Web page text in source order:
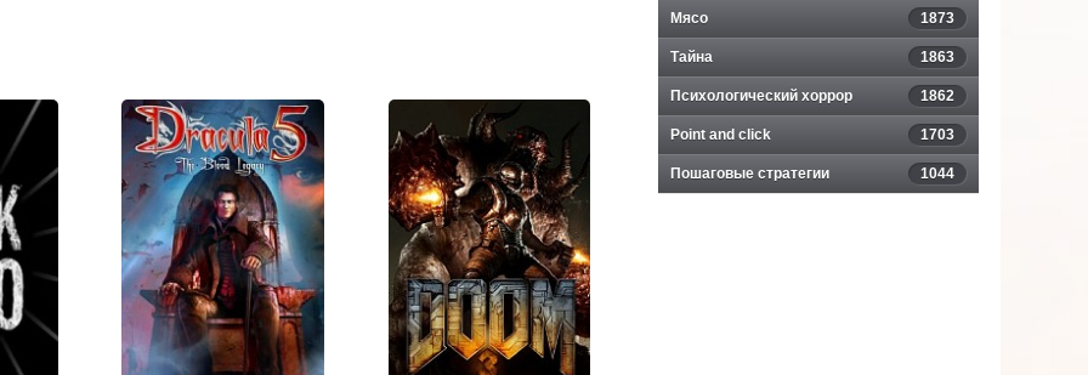
Мясо 1873
Тайна 1863
Психологический хоррор 1862
Point and click 1703
Пошаговые стратегии 1044